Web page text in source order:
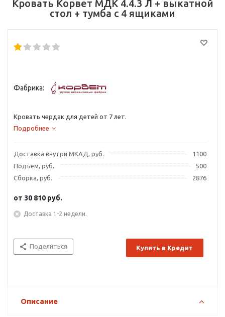
Кровать Корвет МДК 4.4.3 Л + выкатной
стол + тумба с 4 ящиками
Фабрика:
Кровать чердак для детей от 7 лет.
Подробнее
Доставка внутри МКАД, руб.
1100
Подъем, руб.
500
Сборка, руб.
2876
от 30 810 руб.
Доставка 1-2 недели.
Поделиться Купить в Кредит
Описание